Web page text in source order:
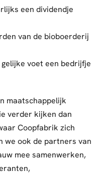
een dividendje
van de bioboerderij
voet een bedrijfje
maatschappelijk
verder kijken dan
Coopfabrik zich
we ook de partners van
mee samenwerken,